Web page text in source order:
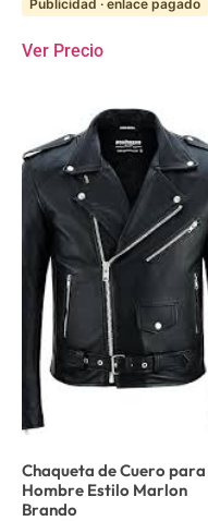
Publicidad · enlace pagado
Ver Precio
Chaqueta de Cuero para
Hombre Estilo Marlon
Brando